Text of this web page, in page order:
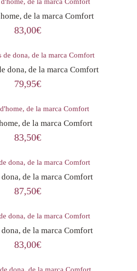
de la marca Comfort
83,00€
dona, de la marca Comfort
79,95€
de la marca Comfort
83,50€
de la marca Comfort
87,50€
de la marca Comfort
83,00€